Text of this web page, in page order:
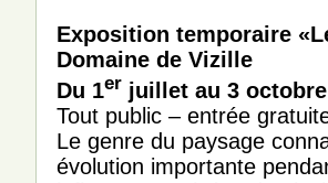
Exposition temporaire
Domaine de Vizille
Du 1er juillet au 3
Tout public – entrée
Le genre du paysage
évolution importante